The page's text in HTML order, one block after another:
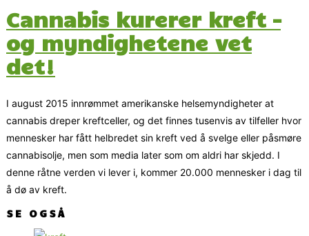
Cannabis kurerer kreft –
og myndighetene vet
det!
I august 2015 innrømmet amerikanske helsemyndigheter at
cannabis dreper kreftceller, og det finnes tusenvis av tilfeller hvor
mennesker har fått helbredet sin kreft ved å svelge eller påsmøre
cannabisolje, men som media later som om aldri har skjedd. I
denne råtne verden vi lever i, kommer 20.000 mennesker i dag til
å dø av kreft.
SE OGSÅ